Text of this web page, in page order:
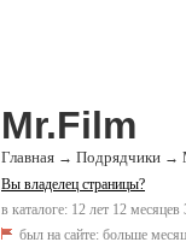
Mr.Film
Главная → Подрядчики →
Вы владелец страницы?
в каталоге: 12 лет 12 месяцев
был на сайте: больше